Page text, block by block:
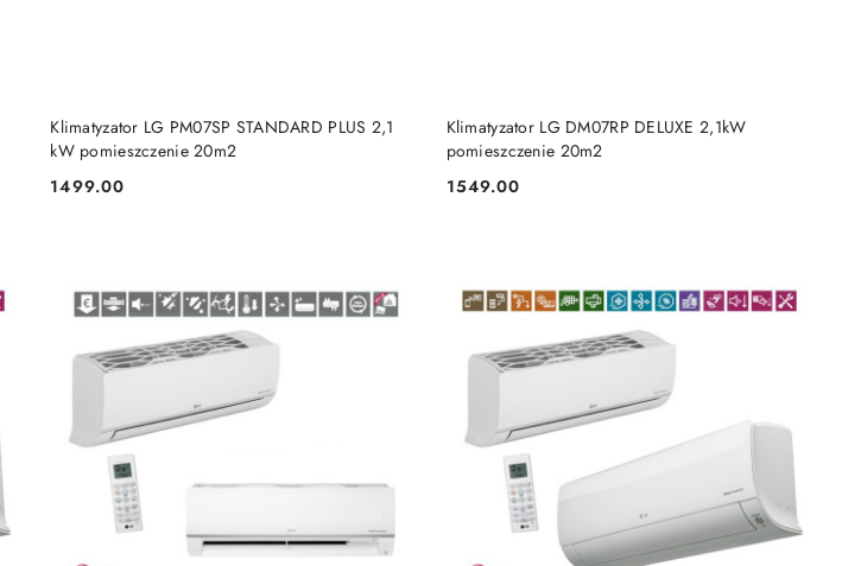
Klimatyzator LG PM07SP STANDARD PLUS 2,1
kW pomieszczenie 20m2
Cena:
1499.00
Klimatyzator LG DM07RP DELUXE 2,1kW
pomieszczenie 20m2
Cena:
1549.00